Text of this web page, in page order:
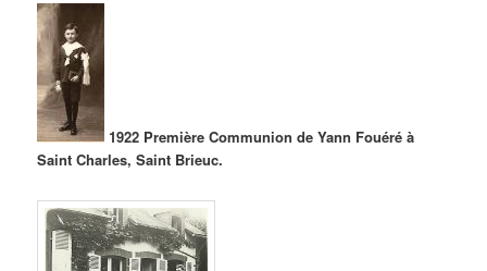
1922 Première Communion de Yann Fouéré à
Saint Charles, Saint Brieuc.